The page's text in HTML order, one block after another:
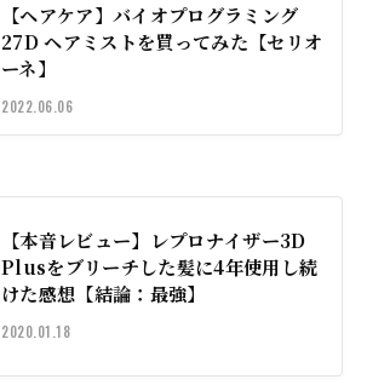
【ヘアケア】バイオプログラミング
27D ヘアミストを買ってみた【セリオ
ーネ】
2022.06.06
【本音レビュー】レプロナイザー3D
Plusをブリーチした髪に4年使用し続
けた感想【結論：最強】
2020.01.18